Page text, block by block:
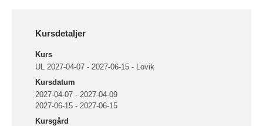
Kursdetaljer
Kurs
UL 2027-04-07 - 2027-06-15 - Lovik
Kursdatum
2027-04-07 - 2027-04-09
2027-06-15 - 2027-06-15
Kursgård